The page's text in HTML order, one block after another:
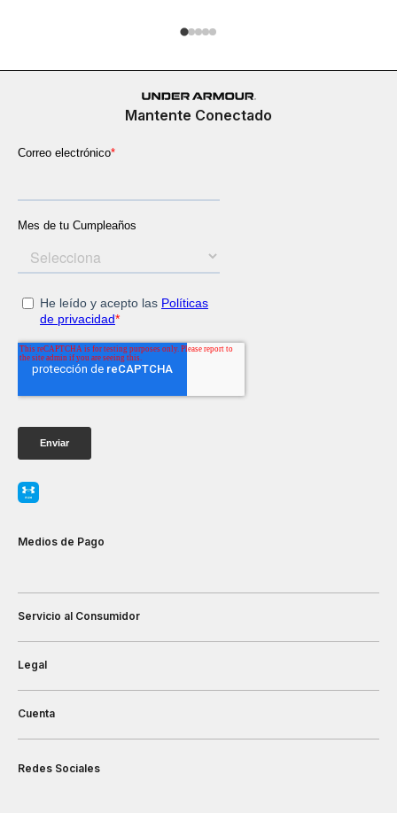
Mantente Conectado
Medios de Pago
Servicio al Consumidor
Legal
Cuenta
Redes Sociales